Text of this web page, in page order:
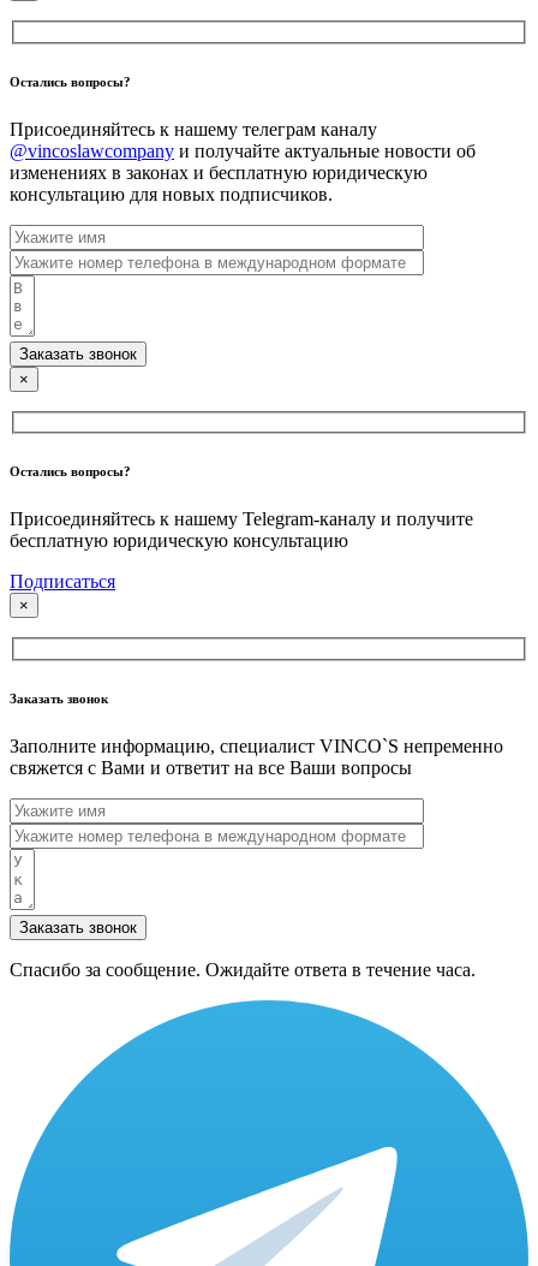
Остались вопросы?
Присоединяйтесь к нашему телеграм каналу
@vincoslawcompany и получайте актуальные новости об
изменениях в законах и бесплатную юридическую
консультацию для новых подписчиков.
Заказать звонок
×
Остались вопросы?
Присоединяйтесь к нашему Telegram-каналу и получите
бесплатную юридическую консультацию
Подписаться
×
Заказать звонок
Заполните информацию, специалист VINCO`S непременно
свяжется с Вами и ответит на все Ваши вопросы
Заказать звонок
Спасибо за сообщение. Ожидайте ответа в течение часа.